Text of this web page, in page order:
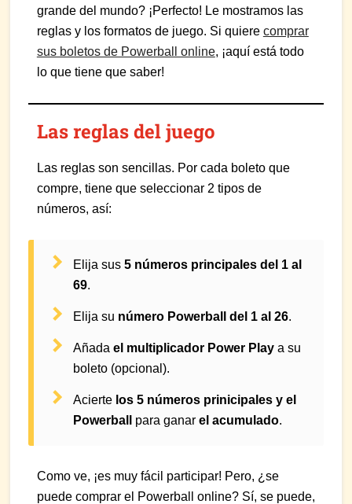
grande del mundo? ¡Perfecto! Le mostramos las
reglas y los formatos de juego. Si quiere comprar
sus boletos de Powerball online, ¡aquí está todo
lo que tiene que saber!
Las reglas del juego
Las reglas son sencillas. Por cada boleto que
compre, tiene que seleccionar 2 tipos de
números, así:
Elija sus 5 números principales del 1 al
69.
Elija su número Powerball del 1 al 26.
Añada el multiplicador Power Playa su
boleto (opcional).
Acierte los 5 números prinicipales y el
Powerball
para ganar el acumulado.
Como ve, ¡es muy fácil participar! Pero, ¿se
puede comprar el Powerball online? Sí, se puede,